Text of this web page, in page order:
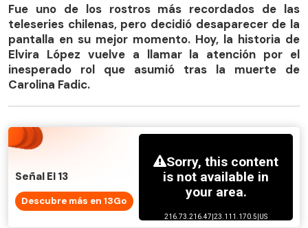
Fue uno de los rostros más recordados de las
teleseries chilenas, pero decidió desaparecer de la
pantalla en su mejor momento. Hoy, la historia de
Elvira López vuelve a llamar la atención por el
inesperado rol que asumió tras la muerte de
Carolina Fadic.
Señal El 13
Descubre más en 13Go